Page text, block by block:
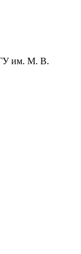
им. М. В.